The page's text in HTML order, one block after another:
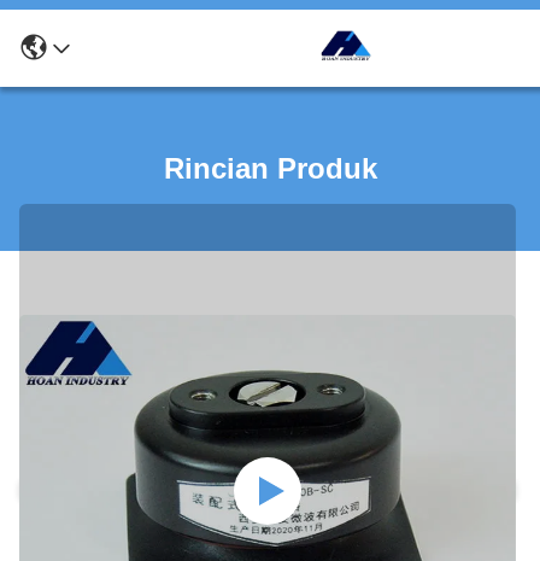
Rincian Produk